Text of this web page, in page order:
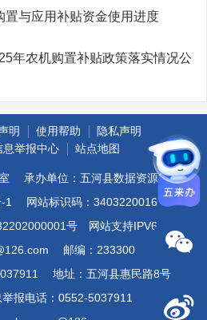
置与应用补贴资金使用进度
年农机购置补贴政策落实情况公
明 使用帮助
隐私声明
息举报中心
站点地图
承办单位：五河县数据资源管理局
1
网站标识码：3403220016
号
网站支持IPV6
邮编：233300
地址：五河县惠民路8号
报电话：0552-5037911